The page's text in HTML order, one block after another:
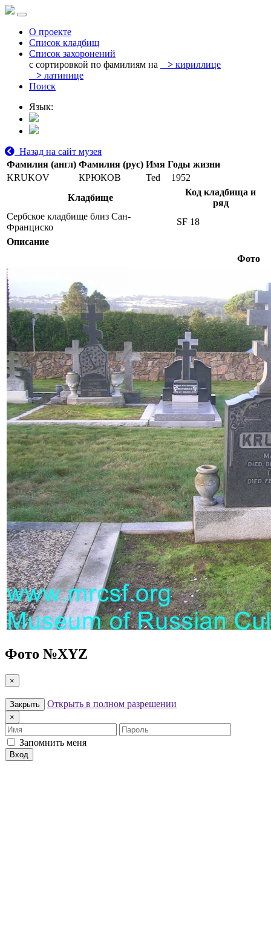
О проекте
Список кладбищ
Список захоронений
с сортировкой по фамилиям на
> кириллице
> латинице
Поиск
Язык:
Назад на сайт музея
Фамилия (англ) Фамилия (рус) Имя Годы жизни
KRUKOV
КРЮКОВ Ted
1952
Кладбище
Код кладбища и
ряд
Сербское кладбище близ Сан-
Франциско
SF 18
Описание
Фото
Фото №XYZ
×
Закрыть Открыть в полном разрешении
×
Имя
Пароль
Запомнить меня
Вход